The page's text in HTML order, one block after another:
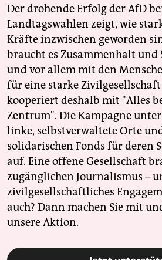
Der drohende Erfolg der AfD
Landtagswahlen zeigt, wie
Kräfte inzwischen geworden
braucht es Zusammenhalt und
und vor allem mit den
für eine starke
kooperiert deshalb mit "Alles
Zentrum". Die Kampagne
linke, selbstverwaltete Orte
solidarischen Fonds für deren
auf. Eine offene Gesellschaft
zugänglichen Journalismus –
zivilgesellschaftliches
auch? Dann machen Sie mit
unsere Aktion.